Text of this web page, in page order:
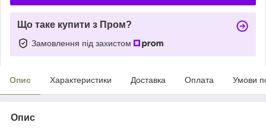
Що таке купити з Пром?
Замовлення під захистом
Опис Характеристики Доставка Оплата Умови
Опис